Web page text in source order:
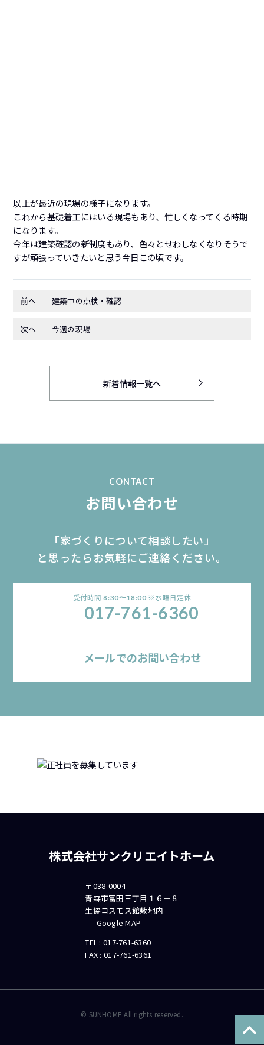
以上が最近の現場の様子になります。
これから基礎着工にはいる現場もあり、忙しくなってくる時期
になります。
今年は建築確認の新制度もあり、色々とせわしなくなりそうで
すが頑張っていきたいと思う今日この頃です。
前へ 建築中の点検・確認
次へ 今週の現場
新着情報一覧へ
CONTACT
お問い合わせ
「家づくりについて相談したい」
と思ったらお気軽にご連絡ください。
受付時間8:30〜18:00 ※水曜日定休
017-761-6360
メールでのお問い合わせ
株式会社サンクリエイトホーム
〒038-0004
青森市富田三丁目１６－８
生協コスモス館敷地内
Google MAP
TEL : 017-761-6360
FAX : 017-761-6361
© SUNHOME All rights reserved.